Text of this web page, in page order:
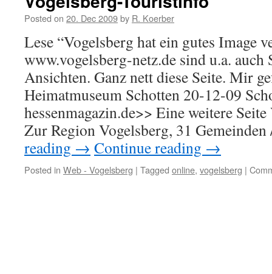
Posted on 20. Dec 2009by R. Koerber
Lese “Vogelsberg hat ein gutes Image
www.vogelsberg-netz.de sind u.a. auch
Ansichten. Ganz nett diese Seite. Mir
Heimatmuseum Schotten 20-12-09
hessenmagazin.de>> Eine weitere
Zur Region Vogelsberg, 31
reading → Continue reading →
Posted in Web - Vogelsberg | Tagged online, vogelsberg |